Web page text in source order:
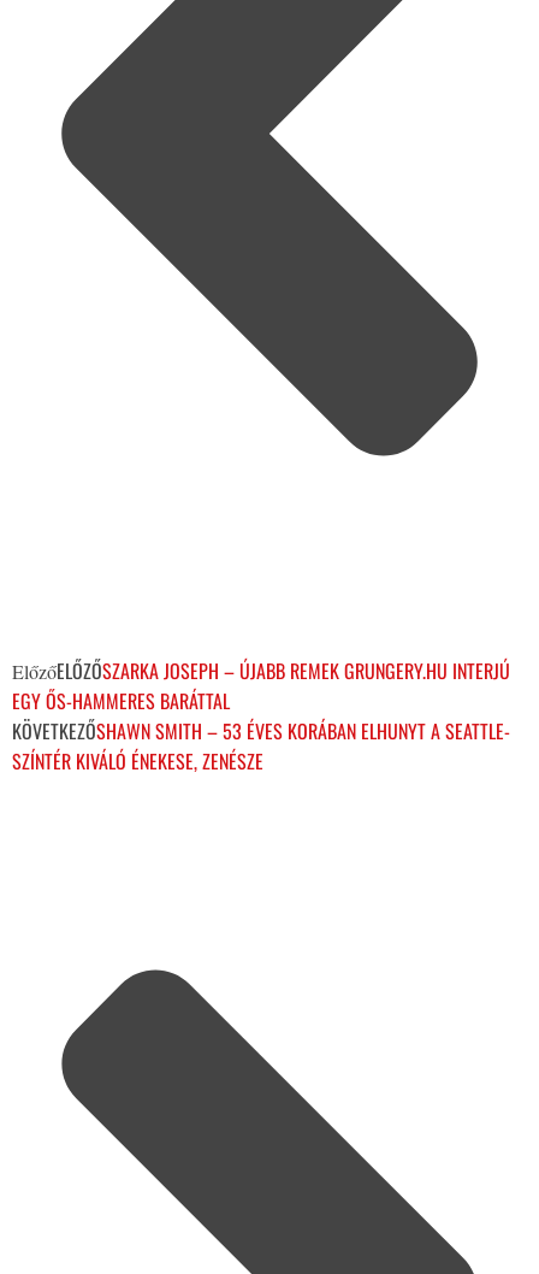
ElőzőELŐZŐSZARKA JOSEPH – ÚJABB REMEK GRUNGERY.HU INTERJÚ
EGY ŐS-HAMMERES BARÁTTAL
KÖVETKEZŐSHAWN SMITH – 53 ÉVES KORÁBAN ELHUNYT A SEATTLE-
SZÍNTÉR KIVÁLÓ ÉNEKESE, ZENÉSZE